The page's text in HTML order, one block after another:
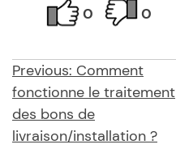
0
0
Previous: Comment
fonctionne le traitement
des bons de
livraison/installation ?